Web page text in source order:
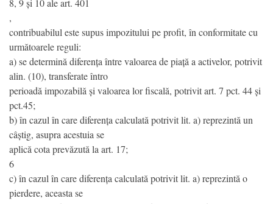
,
contribuabilul este supus impozitului pe profit, în conformitate cu
următoarele reguli:
a) se determină diferența între valoarea de piață a activelor, potrivit
alin. (10), transferate întro
perioadă impozabilă și valoarea lor fiscală, potrivit art. 7 pct. 44 și
pct.45;
b) în cazul în care diferența calculată potrivit lit. a) reprezintă un
câștig, asupra acestuia se
aplică cota prevăzută la art. 17;
6
c) în cazul în care diferența calculată potrivit lit. a) reprezintă o
pierdere, aceasta se